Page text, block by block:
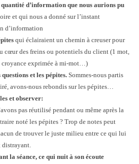
d’information que nous aurions pu
et qui nous a donné sur l’instant
d’information
qui éclairaient un chemin à creuser pour
cœur des freins ou potentiels du client (1 mot,
croyance exprimée à mi-mot…)
et les pépites. Sommes-nous partis
avons-nous rebondis sur les pépites…
et observer:
pas réutilisé pendant ou même après la
noté les pépites ? Trop de notes peut
de trouver le juste milieu entre ce qui lui
distrayant.
la séance, ce qui nuit à son écoute